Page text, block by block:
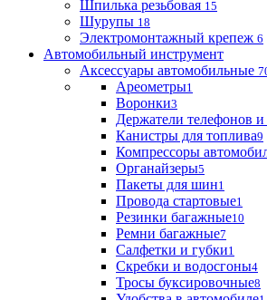
Шпилька резьбовая 15
Шурупы 18
Электромонтажный крепеж 6
Автомобильный инструмент
Аксессуары автомобильные
Ареометры1
Воронки3
Держатели телефонов
Канистры для топлива9
Компрессоры
Органайзеры5
Пакеты для шин1
Провода стартовые1
Резинки багажные10
Ремни багажные7
Салфетки и губки1
Скребки и водосгоны4
Тросы буксировочные8